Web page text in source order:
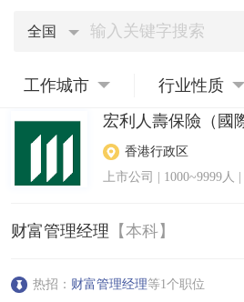
全国
工作城市 行业性质
宏利人壽保險（國
香港行政区
上市公司 | 1000~9999人
财富管理经理 【本科】
热招： 财富管理经理等1个职位